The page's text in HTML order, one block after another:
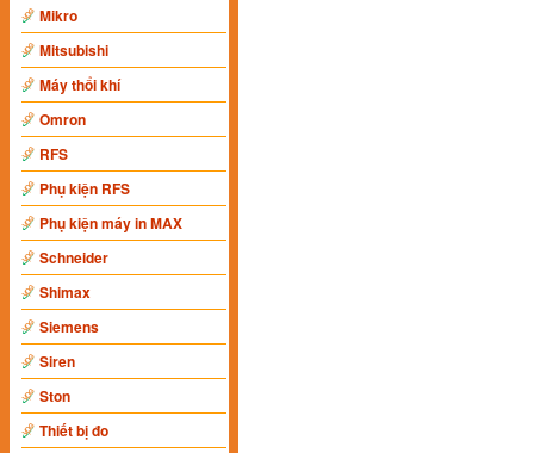
Mikro
Mitsubishi
Máy thổi khí
Omron
RFS
Phụ kiện RFS
Phụ kiện máy in MAX
Schneider
Shimax
Siemens
Siren
Ston
Thiết bị đo